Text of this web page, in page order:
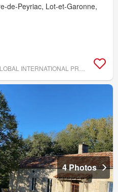
de-Peyriac, Lot-et-Garonne,
4 Photos